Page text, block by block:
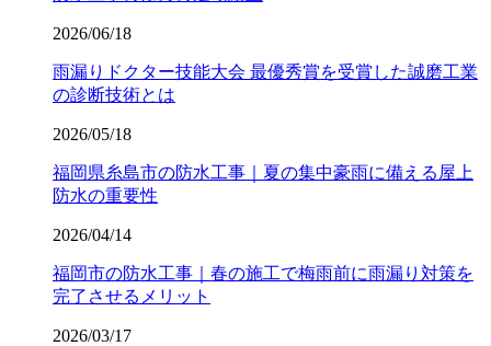
2026/06/18
雨漏りドクター技能大会 最優秀賞を受賞した誠磨工業
の診断技術とは
2026/05/18
福岡県糸島市の防水工事｜夏の集中豪雨に備える屋上
防水の重要性
2026/04/14
福岡市の防水工事｜春の施工で梅雨前に雨漏り対策を
完了させるメリット
2026/03/17